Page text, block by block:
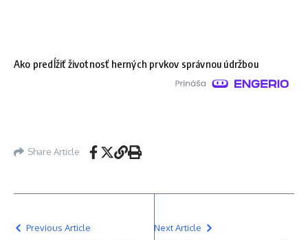
Ako predĺžiť životnosť herných prvkov správnou údržbou
Share Article
Previous Article Next Article